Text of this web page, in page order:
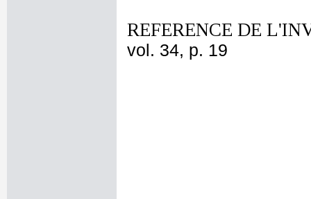
REFERENCE DE
vol. 34, p. 19